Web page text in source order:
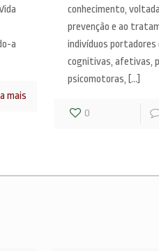
a
mais
conhecimento,
prevenção e ao
indivíduos portadores
cognitivas, afetivas,
psicomotoras, […]
0